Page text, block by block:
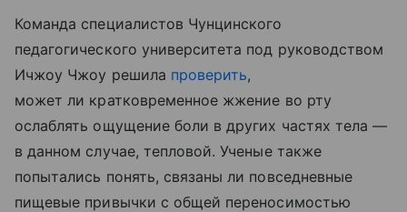
Команда специалистов Чунцинского
педагогического университета под руководством
Ичжоу Чжоу решила проверить,
может ли кратковременное жжение во рту
ослаблять ощущение боли в других частях тела —
в данном случае, тепловой. Ученые также
попытались понять, связаны ли повседневные
пищевые привычки с общей переносимостью